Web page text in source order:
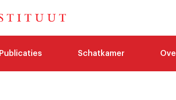
Publicaties Schatkamer